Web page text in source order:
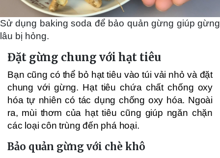
Sử dụng baking soda để bảo quản gừng giúp gừng
lâu bị hỏng.
Đặt gừng chung với hạt tiêu
Bạn cũng có thể bỏ hạt tiêu vào túi vải nhỏ và đặt
chung với gừng. Hạt tiêu chứa chất chống oxy
hóa tự nhiên có tác dụng chống oxy hóa. Ngoài
ra, mùi thơm của hạt tiêu cũng giúp ngăn chặn
các loại côn trùng đến phá hoại.
Bảo quản gừng với chè khô